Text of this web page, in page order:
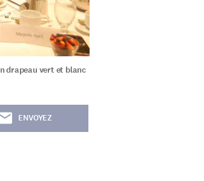
drapeau vert et blanc
ENVOYEZ